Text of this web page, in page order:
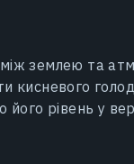
землею та
кисневого
рівень у